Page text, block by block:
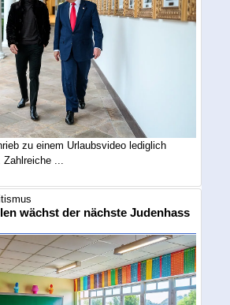
zu einem Urlaubsvideo lediglich
Zahlreiche ...
wächst der nächste Judenhass